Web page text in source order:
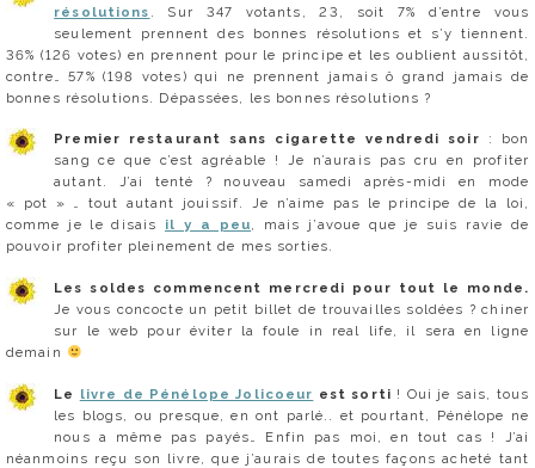
résolutions
. Sur 347 votants, 23, soit 7% d’entre vous
seulement prennent des bonnes résolutions et s’y tiennent.
36% (126 votes) en prennent pour le principe et les oublient aussitôt,
contre… 57% (198 votes) qui ne prennent jamais ô grand jamais de
bonnes résolutions. Dépassées, les bonnes résolutions ?
Premier restaurant sans cigarette vendredi soir : bon
sang ce que c’est agréable ! Je n’aurais pas cru en profiter
autant. J’ai tenté ? nouveau samedi après-midi en mode
« pot » … tout autant jouissif. Je n’aime pas le principe de la loi,
comme je le disais il y a peu, mais j’avoue que je suis ravie de
pouvoir profiter pleinement de mes sorties.
Les soldes commencent mercredi pour tout le monde.
Je vous concocte un petit billet de trouvailles soldées ? chiner
sur le web pour éviter la foule in real life, il sera en ligne
demain
Le livre de Pénélope Jolicoeur est sorti ! Oui je sais, tous
les blogs, ou presque, en ont parlé.. et pourtant, Pénélope ne
nous a même pas payés… Enfin pas moi, en tout cas ! J’ai
néanmoins reçu son livre, que j’aurais de toutes façons acheté tant